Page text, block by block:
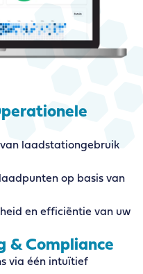
laadstationgebruik
op basis van
en efficiëntie van uw
& Compliance
via één intuïtief